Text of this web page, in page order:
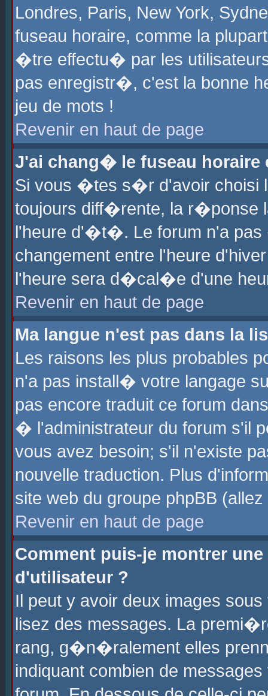
Londres, Paris, New York,
fuseau horaire, comme la
�tre effectu� par les
pas enregistr�, c'est la bonne
jeu de mots !
Revenir en haut de page
J'ai chang� le fuseau horaire
Si vous �tes s�r d'avoir choisi
toujours diff�rente, la r�ponse
l'heure d'�t�. Le forum n'a
changement entre l'heure
l'heure sera d�cal�e d'une
Revenir en haut de page
Ma langue n'est pas dans la
Les raisons les plus probables
n'a pas install� votre langage
pas encore traduit ce forum
� l'administrateur du forum s'il
vous avez besoin; s'il n'existe
nouvelle traduction. Plus
site web du groupe phpBB
Revenir en haut de page
Comment puis-je montrer
d'utilisateur ?
Il peut y avoir deux images
lisez des messages. La
rang, g�n�ralement elles
indiquant combien de